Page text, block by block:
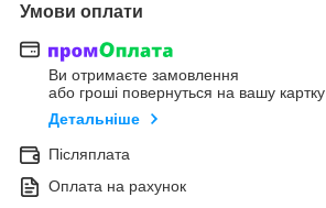
Умови оплати
Ви отримаєте замовлення
або гроші повернуться на вашу картку
Детальніше
Післяплата
Оплата на рахунок